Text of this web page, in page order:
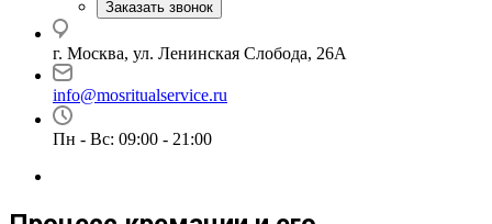
Заказать звонок
г. Москва, ул. Ленинская Слобода, 26А
info@mosritualservice.ru
Пн - Вс: 09:00 - 21:00